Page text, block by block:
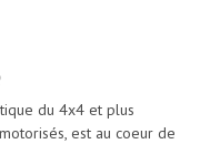
du 4x4 et plus
est au coeur de